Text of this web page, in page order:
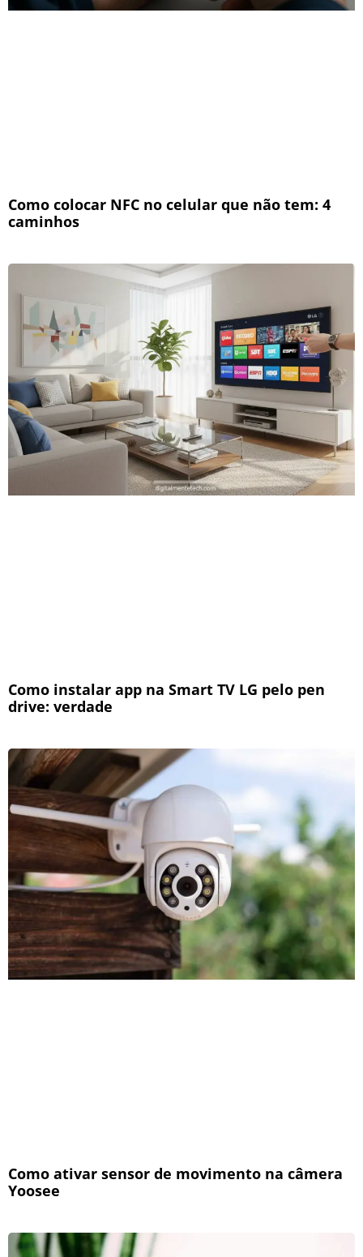
Como colocar NFC no celular que não tem: 4
caminhos
Como instalar app na Smart TV LG pelo pen
drive: verdade
Como ativar sensor de movimento na câmera
Yoosee